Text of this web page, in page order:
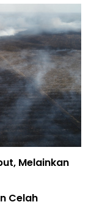
telah Pulang